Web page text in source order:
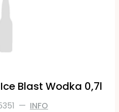
Blast Wodka 0,7l
— INFO